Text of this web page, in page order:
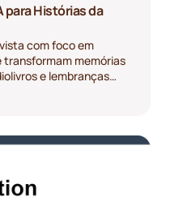
para Histórias da
com foco em
transformam memórias
e lembranças